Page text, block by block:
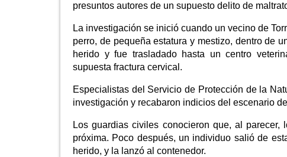
presuntos autores de un supuesto delito de
La investigación se inició cuando un vecino de
perro, de pequeña estatura y mestizo, dentro de
herido y fue trasladado hasta un centro
supuesta fractura cervical.
Especialistas del Servicio de Protección de la
investigación y recabaron indicios del escenario
Los guardias civiles conocieron que, al
próxima. Poco después, un individuo salió de
herido, y la lanzó al contenedor.